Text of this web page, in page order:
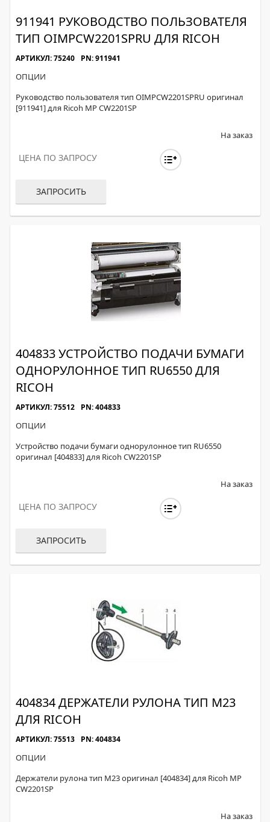
911941 РУКОВОДСТВО ПОЛЬЗОВАТЕЛЯ
ТИП OIMPCW2201SPRU ДЛЯ RICOH
АРТИКУЛ: 75240 PN: 911941
ОПЦИИ
Руководство пользователя тип OIMPCW2201SPRU оригинал
[911941] для Ricoh MP CW2201SP
На заказ
ЦЕНА ПО ЗАПРОСУ
ЗАПРОСИТЬ
404833 УСТРОЙСТВО ПОДАЧИ БУМАГИ
ОДНОРУЛОННОЕ ТИП RU6550 ДЛЯ
RICOH
АРТИКУЛ: 75512 PN: 404833
ОПЦИИ
Устройство подачи бумаги однорулонное тип RU6550
оригинал [404833] для Ricoh CW2201SP
На заказ
ЦЕНА ПО ЗАПРОСУ
ЗАПРОСИТЬ
404834 ДЕРЖАТЕЛИ РУЛОНА ТИП M23
ДЛЯ RICOH
АРТИКУЛ: 75513 PN: 404834
ОПЦИИ
Держатели рулона тип M23 оригинал [404834] для Ricoh MP
CW2201SP
На заказ